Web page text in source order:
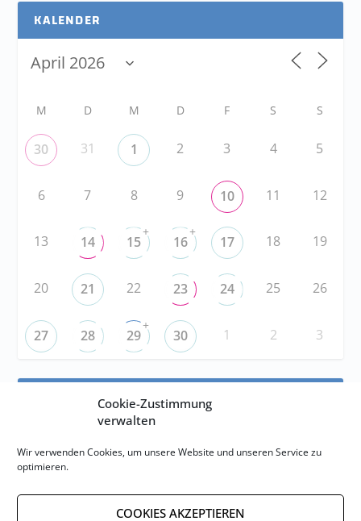
Cookie-Zustimmung
verwalten
Wir verwenden Cookies, um unsere Website und unseren Service zu
optimieren.
COOKIES AKZEPTIEREN
KALENDER
M D M D F S S
30 31 1 2 3 4 5
6 7 8 9 10 11 12
13 14 15
+
16
+
17 18 19
20 21 22 23 24 25 26
27 28 29
+
30 1 2 3